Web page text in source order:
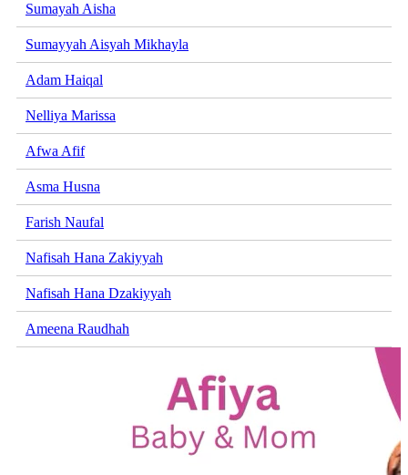
Sumayah Aisha
Sumayyah Aisyah Mikhayla
Adam Haiqal
Nelliya Marissa
Afwa Afif
Asma Husna
Farish Naufal
Nafisah Hana Zakiyyah
Nafisah Hana Dzakiyyah
Ameena Raudhah